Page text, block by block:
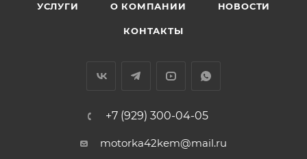
УСЛУГИ О КОМПАНИИ НОВОСТИ
КОНТАКТЫ
+7 (929) 300-04-05
motorka42kem@mail.ru